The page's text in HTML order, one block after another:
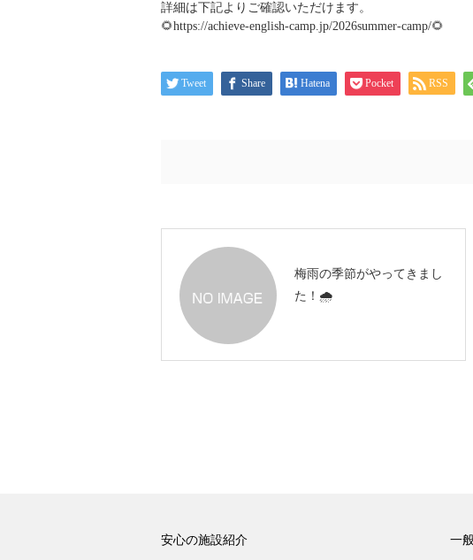
詳細は下記よりご確認いただけます。
🌻https://achieve-english-camp.jp/2026summer-camp/🌻
Tweet Share Hatena Pocket RSS
梅雨の季節がやってきまし
た！🌧️
安心の施設紹介 一